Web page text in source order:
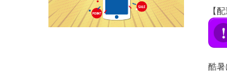
【
酷暑